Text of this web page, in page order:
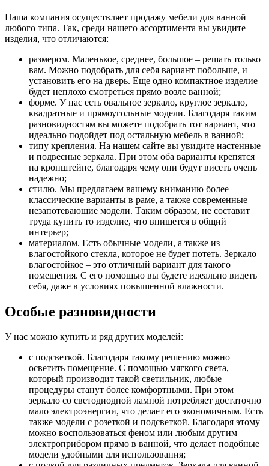
Наша компания осуществляет продажу мебели для ванной
любого типа. Так, среди нашего ассортимента вы увидите
изделия, что отличаются:
размером. Маленькое, среднее, большое – решать только
вам. Можно подобрать для себя вариант побольше, и
установить его на дверь. Еще одно компактное изделие
будет неплохо смотреться прямо возле ванной;
форме. У нас есть овальное зеркало, круглое зеркало,
квадратные и прямоугольные модели. Благодаря таким
разновидностям вы можете подобрать тот вариант, что
идеально подойдет под остальную мебель в ванной;
типу крепления. На нашем сайте вы увидите настенные
и подвесные зеркала. При этом оба варианты крепятся
на кронштейне, благодаря чему они будут висеть очень
надежно;
стилю. Мы предлагаем вашему вниманию более
классические варианты в раме, а также современные
незапотевающие модели. Таким образом, не составит
труда купить то изделие, что впишется в общий
интерьер;
материалом. Есть обычные модели, а также из
влагостойкого стекла, которое не будет потеть. Зеркало
влагостойкое – это отличный вариант для такого
помещения. С его помощью вы будете идеально видеть
себя, даже в условиях повышенной влажности.
Особые разновидности
У нас можно купить и ряд других моделей:
с подсветкой. Благодаря такому решению можно
осветить помещение. С помощью мягкого света,
который производит такой светильник, любые
процедуры станут более комфортными. При этом
зеркало со светодиодной лампой потребляет достаточно
мало электроэнергии, что делает его экономичным. Есть
также модели с розеткой и подсветкой. Благодаря этому
можно воспользоваться феном или любым другим
электроприбором прямо в ванной, что делает подобные
модели удобными для использования;